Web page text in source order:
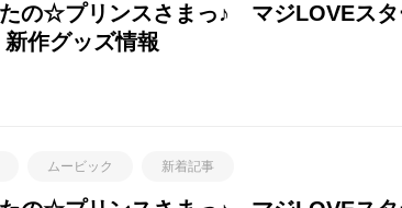
の☆プリンスさまっ♪ マジLOVEス
作グッズ情報
ムービック 新着記事